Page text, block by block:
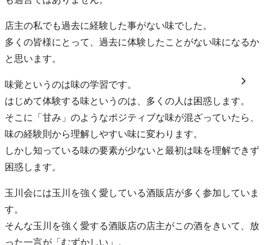
店主の私でも過去に経験した事がない味でした。
多くの皆様にとって、過去に体験したことがない味になるか
と思います。
味覚というのは味の学習です。
はじめて体験する味というのは、多くの人は困惑します。
そこに「甘み」のようなポジティブな味が混ざっていたら、
味の経験則から理解しやすい味に変わります。
しかし知っている味の要素が少ないと最初は味を理解できず
困惑します。
玉川会には玉川を強く愛している酒販店が多く参加していま
す。
そんな玉川を強く愛する酒販店の店主がこの酒をきいて、放
った一言が「むずかしい」。